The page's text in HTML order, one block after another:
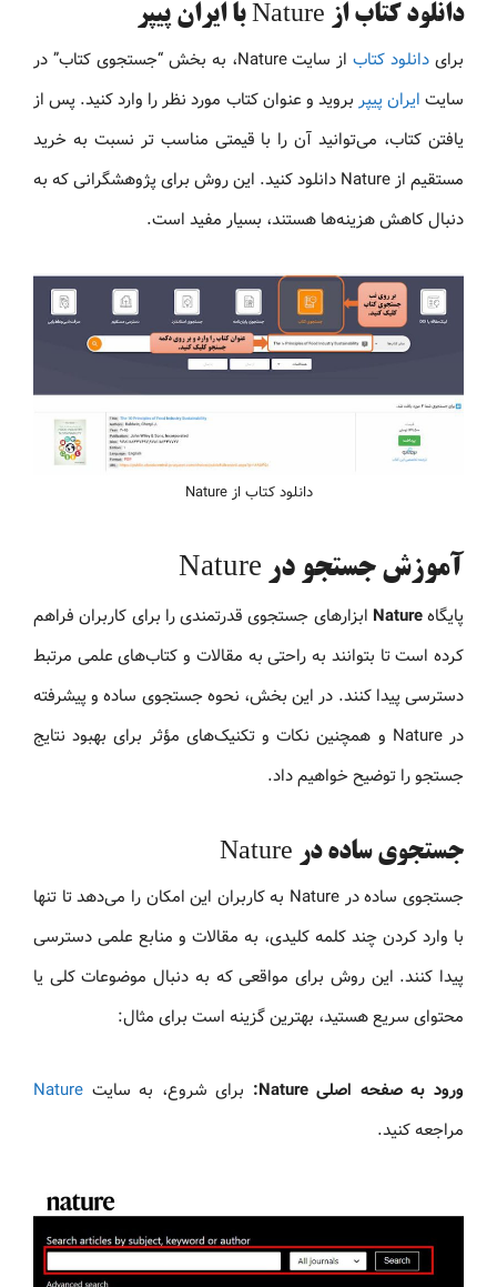
دانلود کتاب از Nature با ایران پیپر
برای دانلود کتاب
از سایت Nature، به بخش “جستجوی کتاب” در
سایتایران پیپر بروید و عنوان کتاب مورد نظر را وارد کنید. پس از
یافتن کتاب، می‌توانید آن را با قیمتی مناسب‌ تر نسبت به خرید
مستقیم از Nature دانلود کنید. این روش برای پژوهشگرانی که به
دنبال کاهش هزینه‌ها هستند، بسیار مفید است.
دانلود کتاب از Nature
آموزش جستجو در Nature
پایگاهNature ابزارهای جستجوی قدرتمندی را برای کاربران فراهم
کرده است تا بتوانند به راحتی به مقالات و کتاب‌های علمی مرتبط
دسترسی پیدا کنند. در این بخش، نحوه جستجوی ساده و پیشرفته
در Nature و همچنین نکات و تکنیک‌های مؤثر برای بهبود نتایج
جستجو را توضیح خواهیم داد.
جستجوی ساده در Nature
جستجوی ساده در Nature به کاربران این امکان را می‌دهد تا تنها
با وارد کردن چند کلمه کلیدی، به مقالات و منابع علمی دسترسی
پیدا کنند. این روش برای مواقعی که به دنبال موضوعات کلی یا
محتوای سریع هستید، بهترین گزینه است برای مثال:
ورود به صفحه اصلی Nature: برای شروع، به سایت Nature
مراجعه کنید.